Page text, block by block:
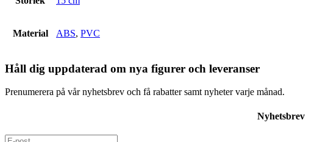
Material ABS, PVC
Håll dig uppdaterad om nya figurer och leveranser
Prenumerera på vår nyhetsbrev och få rabatter samt nyheter varje månad.
Nyhetsbrev